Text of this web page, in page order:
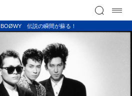
BOØWY 伝説の瞬間が蘇る！